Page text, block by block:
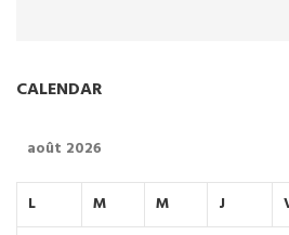
CALENDAR
août 2026
L M M J